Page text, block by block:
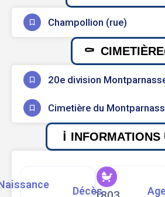
Champollion (rue)
20e division
Cimetière du
INFORMATIONS
Décès